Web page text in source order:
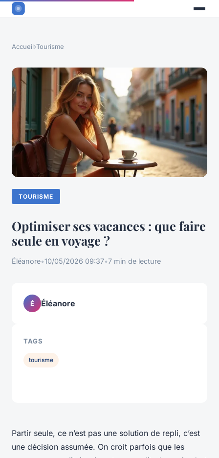
Accueil›Tourisme
TOURISME
Optimiser ses vacances : que faire
seule en voyage ?
Éléanore•10/05/2026 09:37•7 min de lecture
Partir seule, ce n’est pas une solution de repli, c’est
une décision assumée. On croit parfois que les
É Éléanore
TAGS
tourisme